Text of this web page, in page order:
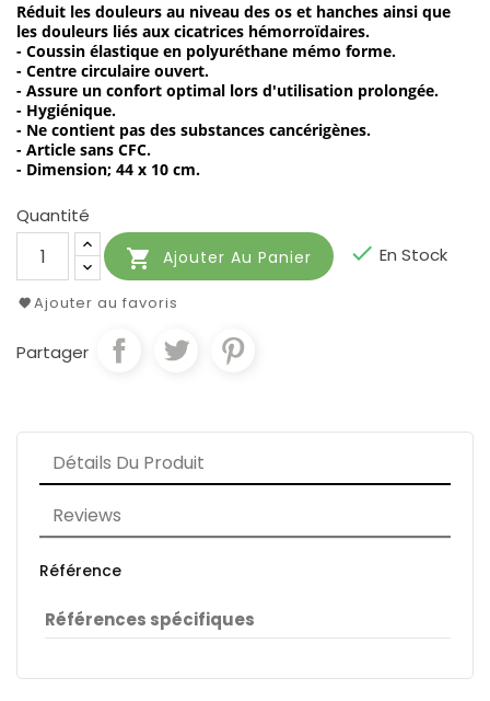
Réduit les douleurs au niveau des os et hanches ainsi que
les douleurs liés aux cicatrices hémorroïdaires.
- Coussin élastique en polyuréthane mémo forme.
- Centre circulaire ouvert.
- Assure un confort optimal lors d'utilisation prolongée.
- Hygiénique.
- Ne contient pas des substances cancérigènes.
- Article sans CFC.
- Dimension; 44 x 10 cm.
Quantité
 Ajouter Au Panier  En Stock
Ajouter au favoris
Partager
Détails Du Produit
Reviews
Référence
Références spécifiques